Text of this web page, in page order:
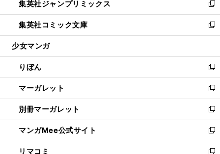
く
で
開
く
ド
ウ
で
開
ィ
ン
ド
ウ
開
く
い
ウ
ィ
ン
ウ
で
開
く
集英社ジャンプリミックス
新
し
い
ウ
ン
ド
ウ
で
開
く
集英社コミック文庫
新
し
ウ
ィ
ン
ド
ウ
で
開
く
少女マンガ
りぼん
新
し
い
ウ
ィ
ン
ド
ウ
で
マーガレット
新
し
い
ウ
ィ
ン
ド
別冊マーガレット
新
し
い
ウ
マンガMee公式サイト
新
し
リマコミ